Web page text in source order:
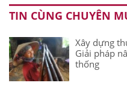
TIN CÙNG CHUYÊN
Xây dựng
Giải pháp
thống